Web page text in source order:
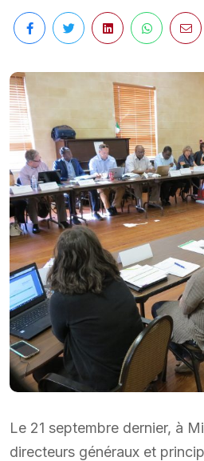
Le 21 septembre dernier, à
directeurs généraux et